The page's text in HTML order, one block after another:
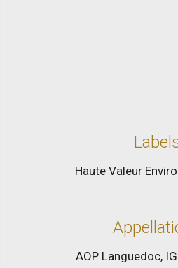
Haute Valeur
AOP Languedoc,